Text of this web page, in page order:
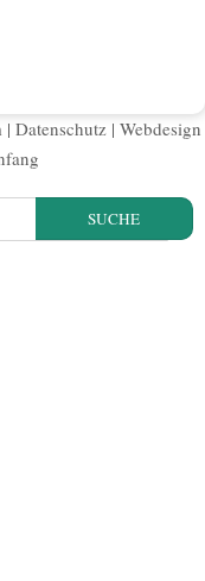
| Datenschutz | Webdesign
SUCHE